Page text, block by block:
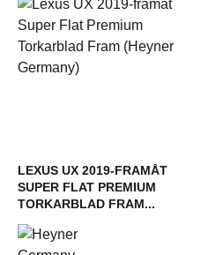
LEXUS UX 2019-FRAMÅT
SUPER FLAT PREMIUM
TORKARBLAD FRAM...